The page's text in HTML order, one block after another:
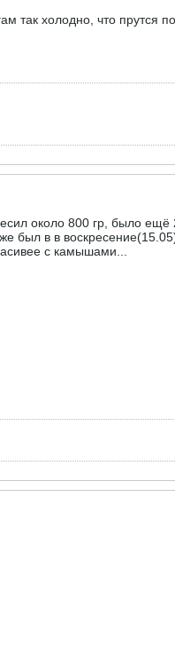
так холодно, что прутся
около 800 гр, было ещё
был в в
с камышами...